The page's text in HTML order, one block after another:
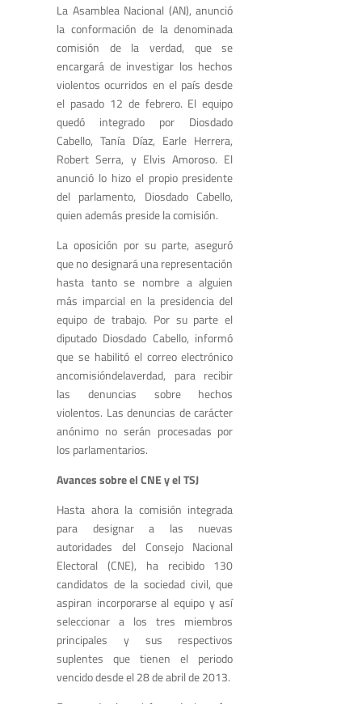
La Asamblea Nacional (AN), anunció
la conformación de la denominada
comisión de la verdad, que se
encargará de investigar los hechos
violentos ocurridos en el país desde
el pasado 12 de febrero. El equipo
quedó integrado por Diosdado
Cabello, Tanía Díaz, Earle Herrera,
Robert Serra, y Elvis Amoroso. El
anunció lo hizo el propio presidente
del parlamento, Diosdado Cabello,
quien además preside la comisión.
La oposición por su parte, aseguró
que no designará una representación
hasta tanto se nombre a alguien
más imparcial en la presidencia del
equipo de trabajo. Por su parte el
diputado Diosdado Cabello, informó
que se habilitó el correo electrónico
ancomisióndelaverdad, para recibir
las denuncias sobre hechos
violentos. Las denuncias de carácter
anónimo no serán procesadas por
los parlamentarios.
Avances sobre el CNE y el TSJ
Hasta ahora la comisión integrada
para designar a las nuevas
autoridades del Consejo Nacional
Electoral (CNE), ha recibido 130
candidatos de la sociedad civil, que
aspiran incorporarse al equipo y así
seleccionar a los tres miembros
principales y sus respectivos
suplentes que tienen el periodo
vencido desde el 28 de abril de 2013.